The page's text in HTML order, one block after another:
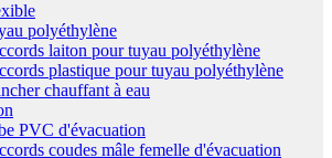
polyéthylène
laiton pour tuyau polyéthylène
plastique pour tuyau polyéthylène
chauffant à eau
PVC d'évacuation
coudes mâle femelle d'évacuation